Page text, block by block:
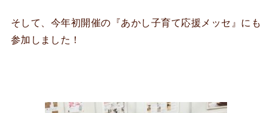
そして、今年初開催の『あかし子育て応援メッセ』にも
参加しました！